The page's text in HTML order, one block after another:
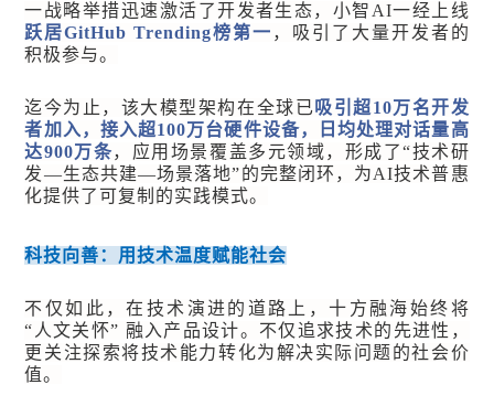
一战略举措迅速激活了开发者生态，小智AI一经上线
跃居GitHub Trending榜第一 ，吸引了大量开发者的
积极参与。
迄今为止，该大模型架构在全球已吸引超10万名开发
者加入，接入超100万台硬件设备，日均处理对话量高
达900万条，应用场景覆盖多元领域，形成了“技术研
发—生态共建—场景落地”的完整闭环，为AI技术普惠
化提供了可复制的实践模式。
科技向善：用技术温度赋能社会
不仅如此，在技术演进的道路上，十方融海始终将
“人文关怀” 融入产品设计。不仅追求技术的先进性，
更关注探索将技术能力转化为解决实际问题的社会价
值。